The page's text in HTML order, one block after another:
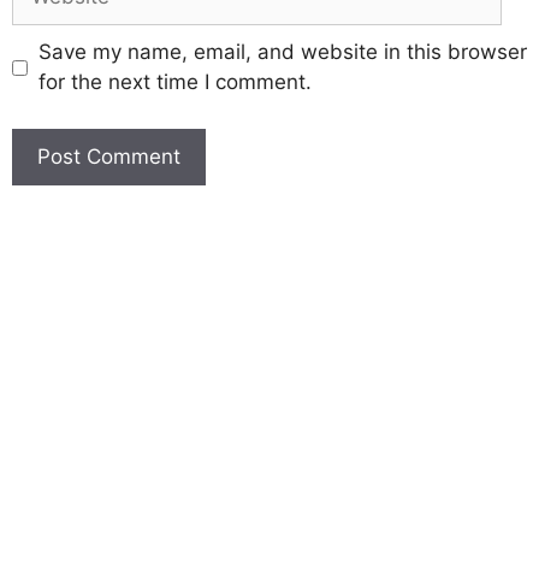
Save my name, email, and website in this browser
for the next time I comment.